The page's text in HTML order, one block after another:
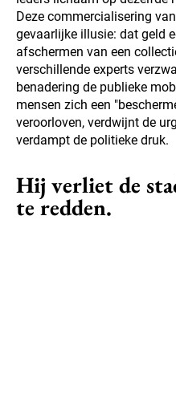
Deze commercialisering
gevaarlijke illusie: dat geld
afschermen van een
verschillende experts
benadering de publieke
mensen zich een
veroorloven, verdwijnt de
verdampt de politieke druk.
Hij verliet de
te redden.